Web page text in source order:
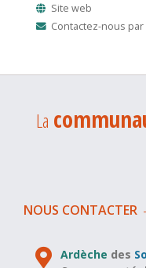
Site web
Contactez-nous par
La
NOUS CONTACTER
Ardèche des